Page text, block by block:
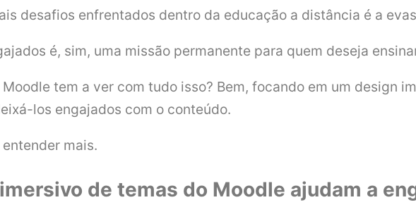
desafios enfrentados dentro da educação a distância é a
é, sim, uma missão permanente para quem deseja
tem a ver com tudo isso? Bem, focando em um design
los engajados com o conteúdo.
mais.
de temas do Moodle ajudam a